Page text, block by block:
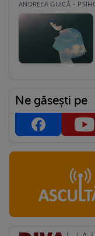
ANDREEA GUICĂ -
Ne găsești pe